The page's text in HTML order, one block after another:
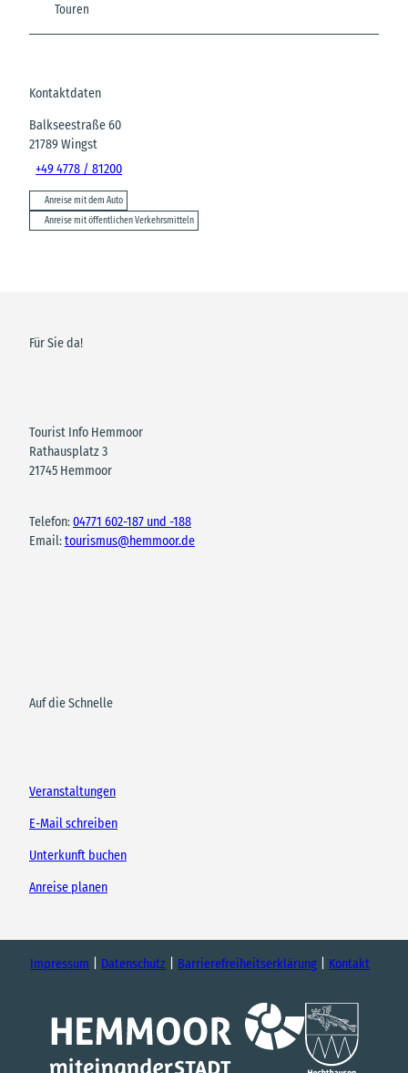
Touren
Kontaktdaten
Balkseestraße 60
21789Wingst
+49 4778 / 81200
Anreise mit dem Auto
Anreise mit öffentlichen Verkehrsmitteln
Für Sie da!
Tourist Info Hemmoor
Rathausplatz 3
21745 Hemmoor
Telefon:04771 602-187 und -188
Email:tourismus@hemmoor.de
Auf die Schnelle
Veranstaltungen
E-Mail schreiben
Unterkunft buchen
Anreise planen
Impressum Datenschutz Barrierefreiheitserklärung Kontakt